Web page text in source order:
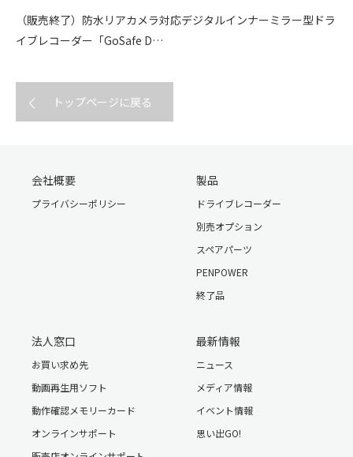
（販売終了）防水リアカメラ対応デジタルインナーミラー型ドラ
イブレコーダー「GoSafe D…
トップページに戻る
会社概要
プライバシーポリシー
製品
ドライブレコーダー
別売オプション
スペアパーツ
PENPOWER
終了品
法人窓口
お買い求め先
動画再生用ソフト
動作確認メモリーカード
オンラインサポート
最新情報
ニュース
メディア情報
イベント情報
思い出GO!